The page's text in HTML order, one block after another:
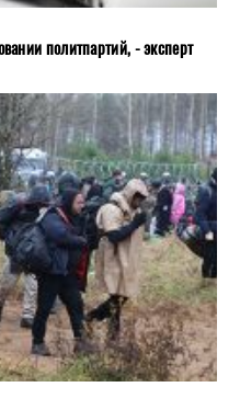
политпартий, - эксперт